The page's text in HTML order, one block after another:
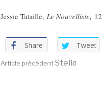
Jessie Tataille, Le Nouvelliste,
Share Tweet
Lire
Article précédentStella